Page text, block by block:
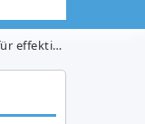
Monat